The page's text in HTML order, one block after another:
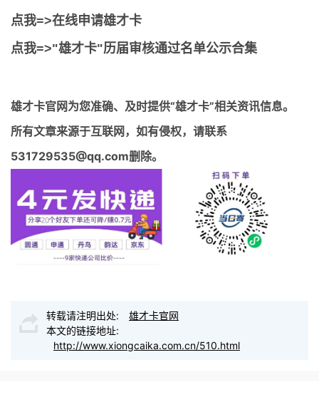
点我=>在线申请雄才卡
点我=>"雄才卡"历届审核通过名单公示合集
雄才卡官网为您准确、及时提供“雄才卡”相关资讯信息。
所有文章来源于互联网，如有侵权，请联系
531729535@qq.com删除。
转载请注明出处:
雄才卡官网
本文的链接地址:
http://www.xiongcaika.com.cn/510.html